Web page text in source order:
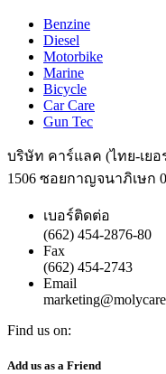
Benzine
Diesel
Motorbike
Marine
Bicycle
Car Care
Gun Tec
บริษัท คาร์แลค (ไทย-เย
1506 ซอยกาญจนาภิเษก
เบอร์ติดต่อ
(662) 454-2876-80
Fax
(662) 454-2743
Email
Find us on:
Facebook
YouTube
Add us as a Friend